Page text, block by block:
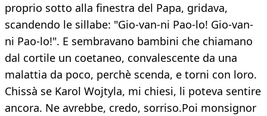
proprio sotto alla finestra del Papa, gridava,
scandendo le sillabe: "Gio-van-ni Pao-lo! Gio-van-
ni Pao-lo!". E sembravano bambini che chiamano
dal cortile un coetaneo, convalescente da una
malattia da poco, perchè scenda, e torni con loro.
Chissà se Karol Wojtyla, mi chiesi, li poteva sentire
ancora. Ne avrebbe, credo, sorriso.Poi monsignor